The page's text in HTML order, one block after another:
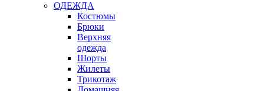
ОДЕЖДА
Костюмы
Брюки
Верхняя
одежда
Шорты
Жилеты
Трикотаж